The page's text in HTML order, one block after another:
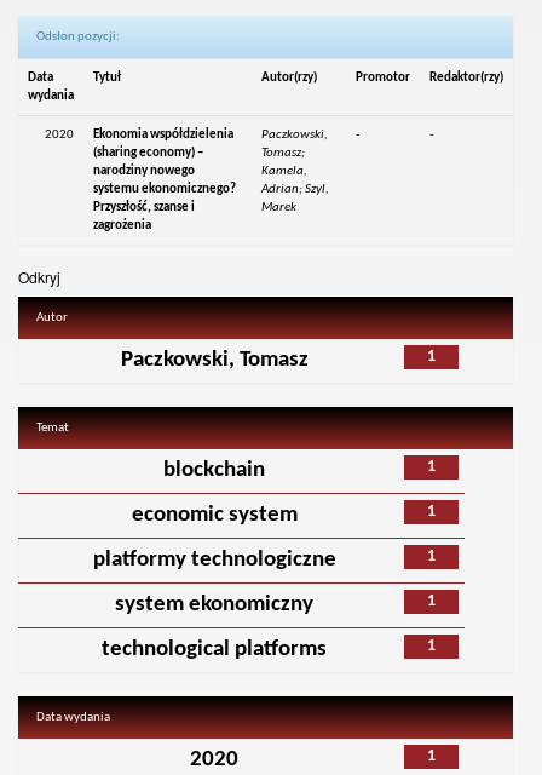
Odsłon pozycji:
Data
wydania
Tytuł Autor(rzy) Promotor Redaktor(rzy)
2020
Ekonomia współdzielenia
(sharing economy) –
narodziny nowego
systemu ekonomicznego?
Przyszłość, szanse i
zagrożenia
Paczkowski,
Tomasz;
Kamela,
Adrian; Szyl,
Marek
- -
Odkryj
Autor
1
Paczkowski, Tomasz
Temat
1
blockchain
1
economic system
1
platformy technologiczne
1
system ekonomiczny
1
technological platforms
Data wydania
1
2020